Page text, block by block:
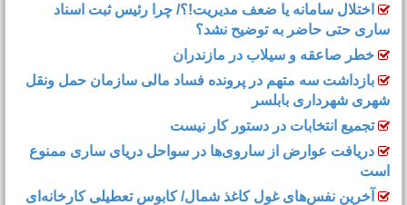
اختلال سامانه یا ضعف مدیریت!؟/ چرا رئیس ثبت اسناد
ساری حتی حاضر به توضیح نشد؟
خطر صاعقه و سیلاب در مازندران
بازداشت سه متهم در پرونده فساد مالی سازمان حمل‌ ونقل
شهری شهرداری بابلسر
تجمیع انتخابات در دستور کار نیست
دریافت عوارض از ساروی‌ها در سواحل دریای ساری ممنوع
است
آخرین نفس‌های غول کاغذ شمال‌/ ‌کابوس تعطیلی کارخانه‌ای